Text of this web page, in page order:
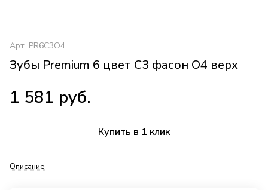
Арт. PR6C3O4
Зубы Premium 6 цвет C3 фасон O4 верх
1 581 руб.
Купить в 1 клик
Описание